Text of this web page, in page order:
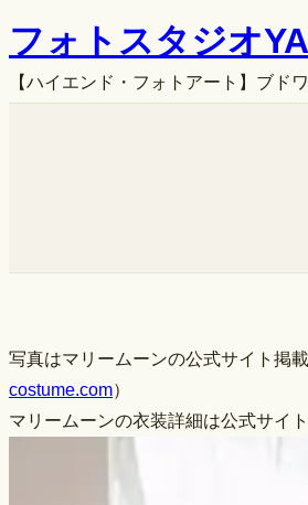
容
を
フォトスタジオ
【ハイエンド・フォトアート】ブド
写真はマリームーンの公式サイト掲
costume.com）
マリームーンの衣装詳細は公式サイ